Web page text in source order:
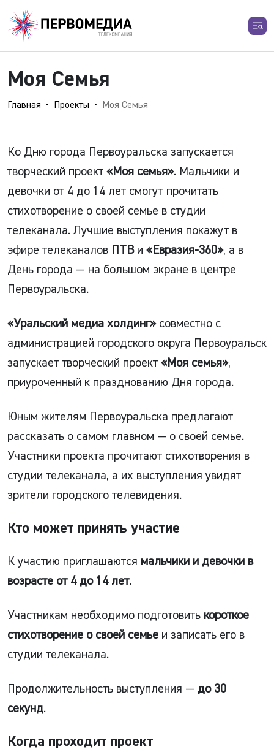
Моя Семья
Главная Проекты Моя Семья
Ко Дню города Первоуральска запускается
творческий проект «Моя семья». Мальчики и
девочки от 4 до 14 лет смогут прочитать
стихотворение о своей семье в студии
телеканала. Лучшие выступления покажут в
эфире телеканалов ПТВи «Евразия-360», а в
День города — на большом экране в центре
Первоуральска.
«Уральский медиа холдинг»совместно с
администрацией городского округа Первоуральск
запускает творческий проект «Моя семья»,
приуроченный к празднованию Дня города.
Юным жителям Первоуральска предлагают
рассказать о самом главном — о своей семье.
Участники проекта прочитают стихотворения в
студии телеканала, а их выступления увидят
зрители городского телевидения.
Кто может принять участие
К участию приглашаются мальчики и девочки в
возрасте от 4 до 14 лет.
Участникам необходимо подготовить короткое
стихотворение о своей семье и записать его в
студии телеканала.
Продолжительность выступления — до 30
секунд.
Когда проходит проект